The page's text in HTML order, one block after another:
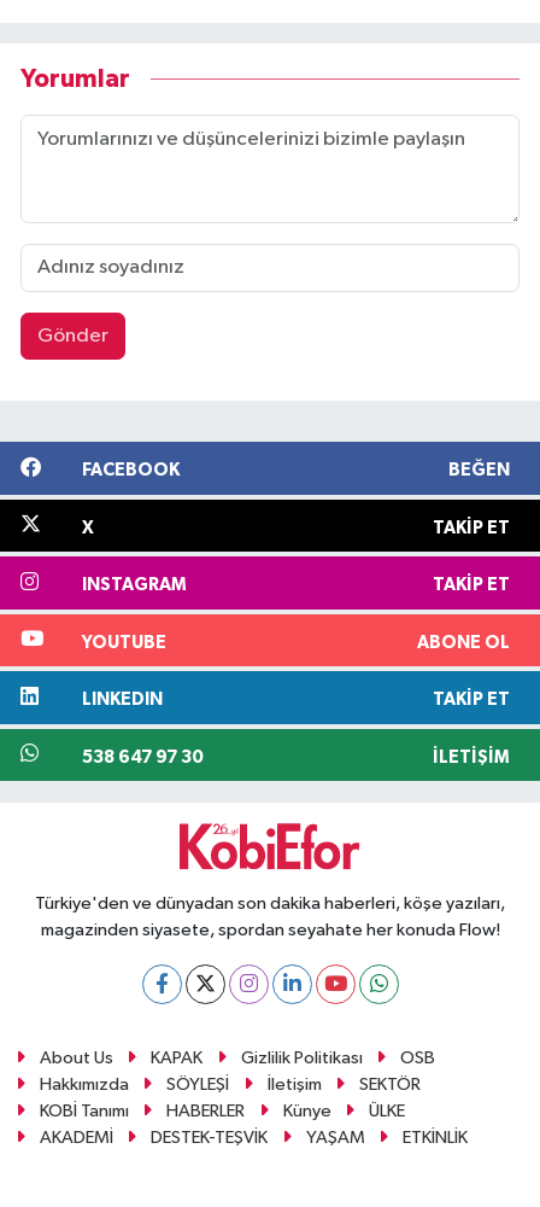
Yorumlar
Gönder
FACEBOOK BEĞEN
X TAKIP ET
INSTAGRAM TAKIP ET
YOUTUBE ABONE OL
LINKEDIN TAKIP ET
538 647 97 30 İLETIŞIM
Türkiye'den ve dünyadan son dakika haberleri, köşe yazıları,
magazinden siyasete, spordan seyahate her konuda Flow!
About Us KAPAK Gizlilik Politikası
OSB
Hakkımızda
SÖYLEŞİ İletişim
SEKTÖR
KOBİ Tanımı
HABERLER Künye
ÜLKE
AKADEMİ
DESTEK-TEŞVİK YAŞAM ETKİNLİK